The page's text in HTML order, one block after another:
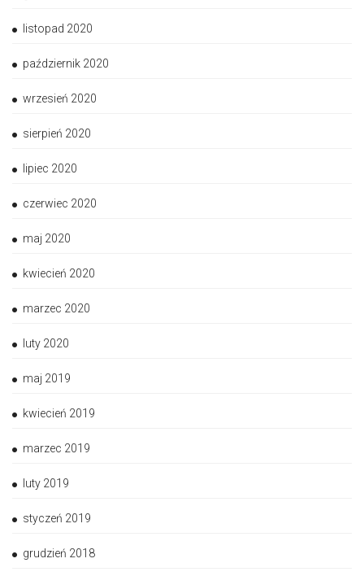
listopad 2020
październik 2020
wrzesień 2020
sierpień 2020
lipiec 2020
czerwiec 2020
maj 2020
kwiecień 2020
marzec 2020
luty 2020
maj 2019
kwiecień 2019
marzec 2019
luty 2019
styczeń 2019
grudzień 2018